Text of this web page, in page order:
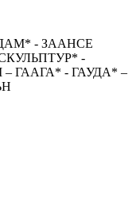
- ЗААНСЕ
-
ГААГА* - ГАУДА* –